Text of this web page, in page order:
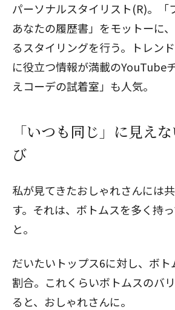
パーソナルスタイリスト(R)。「
あなたの履歴書」をモットーに
るスタイリングを行う。トレン
に役立つ情報が満載のYouTube
えコーデの試着室 」も人気。
「いつも同じ」に見え
び
私が見てきたおしゃれさんには
す。それは、ボトムスを多く持
と。
だいたいトップス6に対し、ボ
割合。これくらいボトムスのバ
ると、おしゃれさんに。